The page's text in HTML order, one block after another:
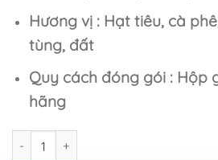
Hương vị : Hạt tiêu, cà
tùng, đất
Quy cách đóng gói : Hộp
hãng
Xì Gà Romeo y Julieta Esteli